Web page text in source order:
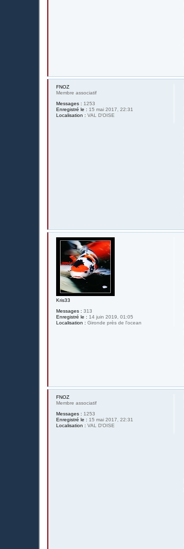
FNOZ
Membre associatif
Messages : 1253
Enregistré le : 15 mai 2017, 22:31
Localisation : VAL D'OISE
Kris33
Messages : 313
Enregistré le : 14 juin 2019, 01:05
Localisation : Gironde près de l'ocean
FNOZ
Membre associatif
Messages : 1253
Enregistré le : 15 mai 2017, 22:31
Localisation : VAL D'OISE